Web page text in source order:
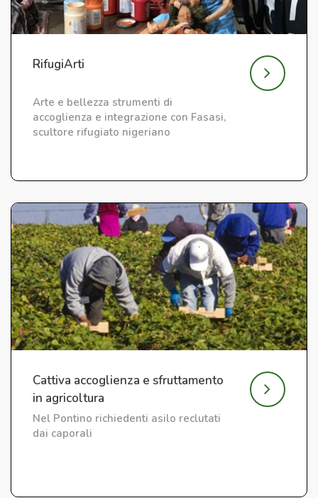
RifugiArti
Arte e bellezza strumenti di
accoglienza e integrazione con Fasasi,
scultore rifugiato nigeriano
Cattiva accoglienza e sfruttamento
in agricoltura
Nel Pontino richiedenti asilo reclutati
dai caporali